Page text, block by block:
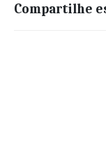
Compartilhe